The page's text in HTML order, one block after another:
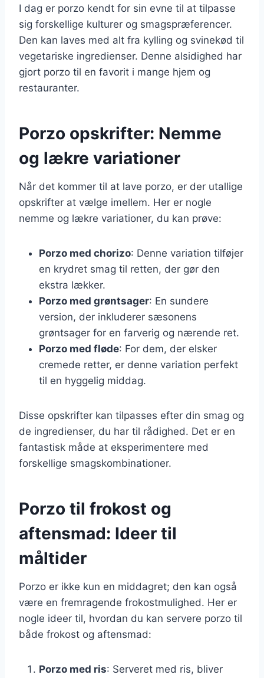
I dag er porzo kendt for sin evne til at tilpasse
sig forskellige kulturer og smagspræferencer.
Den kan laves med alt fra kylling og svinekød til
vegetariske ingredienser. Denne alsidighed har
gjort porzo til en favorit i mange hjem og
restauranter.
Porzo opskrifter: Nemme
og lækre variationer
Når det kommer til at lave porzo, er der utallige
opskrifter at vælge imellem. Her er nogle
nemme og lækre variationer, du kan prøve:
Porzo med chorizo: Denne variation tilføjer
en krydret smag til retten, der gør den
ekstra lækker.
Porzo med grøntsager: En sundere
version, der inkluderer sæsonens
grøntsager for en farverig og nærende ret.
Porzo med fløde: For dem, der elsker
cremede retter, er denne variation perfekt
til en hyggelig middag.
Disse opskrifter kan tilpasses efter din smag og
de ingredienser, du har til rådighed. Det er en
fantastisk måde at eksperimentere med
forskellige smagskombinationer.
Porzo til frokost og
aftensmad: Ideer til
måltider
Porzo er ikke kun en middagret; den kan også
være en fremragende frokostmulighed. Her er
nogle ideer til, hvordan du kan servere porzo til
både frokost og aftensmad:
Porzo med ris: Serveret med ris, bliver